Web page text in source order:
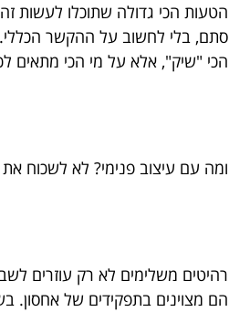
הטעות הכי גדולה שתוכלו לעשות
סתם, בלי לחשוב על ההקשר הכללי.
הכי "שיק", אלא על מי הכי מתאים
ומה עם עיצוב פנימי? לא לשכוח
רהיטים משלימים לא רק עוזרים
הם מצוינים בתפקידים של אחסון.